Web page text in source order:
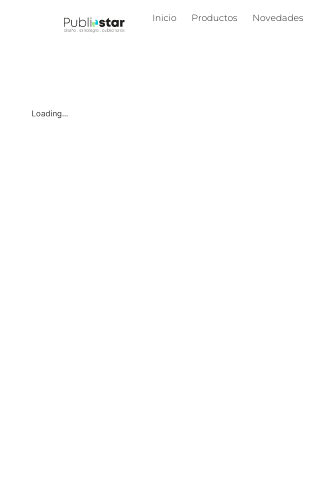
Inicio Productos Novedades
Loading...